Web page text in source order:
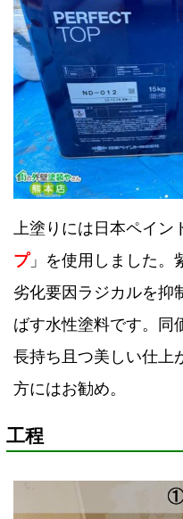
上塗りには日本ペイン
プ」を使用しました。
劣化要因ラジカルを抑
ばす水性塗料です。同
長持ち且つ美しい仕上
方にはお勧め。
工程